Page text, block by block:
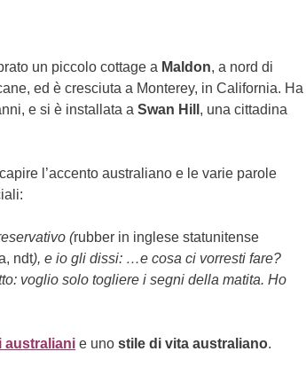
un piccolo cottage a Maldon, a nord di
ed è cresciuta a Monterey, in California. Ha
e si è installata aSwan Hill , una cittadina
l’accento australiano e le varie parole
(rubber in inglese statunitense
ndt), e io gli dissi: …e cosa ci vorresti fare?
voglio solo togliere i segni della matita. Ho
australiani e unostile di vita australiano.